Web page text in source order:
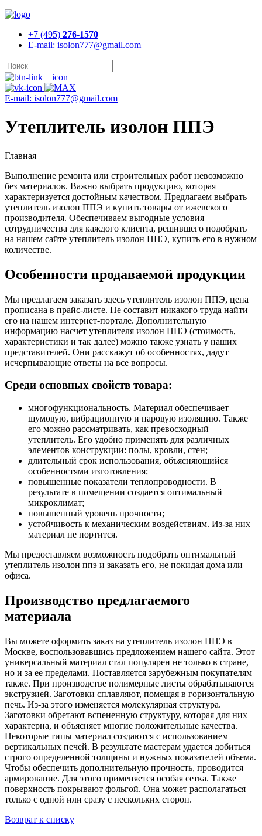
+7 (495) 276-1570
E-mail: isolon777@gmail.com
E-mail: isolon777@gmail.com
Утеплитель изолон ППЭ
Главная
Выполнение ремонта или строительных работ невозможно
без материалов. Важно выбрать продукцию, которая
характеризуется достойным качеством. Предлагаем выбрать
утеплитель изолон ППЭ и купить товары от ижевского
производителя. Обеспечиваем выгодные условия
сотрудничества для каждого клиента, решившего подобрать
на нашем сайте утеплитель изолон ППЭ, купить его в нужном
количестве.
Особенности продаваемой продукции
Мы предлагаем заказать здесь утеплитель изолон ППЭ, цена
прописана в прайс-листе. Не составит никакого труда найти
его на нашем интернет-портале. Дополнительную
информацию насчет утеплителя изолон ППЭ (стоимость,
характеристики и так далее) можно также узнать у наших
представителей. Они расскажут об особенностях, дадут
исчерпывающие ответы на все вопросы.
Среди основных свойств товара:
многофункциональность. Материал обеспечивает
шумовую, вибрационную и паровую изоляцию. Также
его можно рассматривать, как превосходный
утеплитель. Его удобно применять для различных
элементов конструкции: полы, кровли, стен;
длительный срок использования, объясняющийся
особенностями изготовления;
повышенные показатели теплопроводности. В
результате в помещении создается оптимальный
микроклимат;
повышенный уровень прочности;
устойчивость к механическим воздействиям. Из-за них
материал не портится.
Мы предоставляем возможность подобрать оптимальный
утеплитель изолон ппэ и заказать его, не покидая дома или
офиса.
Производство предлагаемого
материала
Вы можете оформить заказ на утеплитель изолон ППЭ в
Москве, воспользовавшись предложением нашего сайта. Этот
универсальный материал стал популярен не только в стране,
но и за ее пределами. Поставляется зарубежным покупателям
также. При производстве полимерные листы обрабатываются
экструзией. Заготовки сплавляют, помещая в горизонтальную
печь. Из-за этого изменяется молекулярная структура.
Заготовки обретают вспененную структуру, которая для них
характерна, и объясняет многие положительные качества.
Некоторые типы материал создаются с использованием
вертикальных печей. В результате мастерам удается добиться
строго определенной толщины и нужных показателей объема.
Чтобы обеспечить дополнительную прочность, проводится
армирование. Для этого применяется особая сетка. Также
поверхность покрывают фольгой. Она может располагаться
только с одной или сразу с нескольких сторон.
Возврат к списку